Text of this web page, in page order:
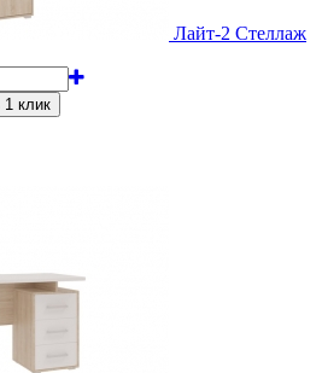
Лайт-2 Стеллаж